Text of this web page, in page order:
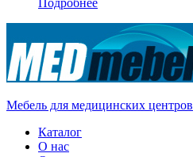
Мебель для медицинских центров
Каталог
О нас